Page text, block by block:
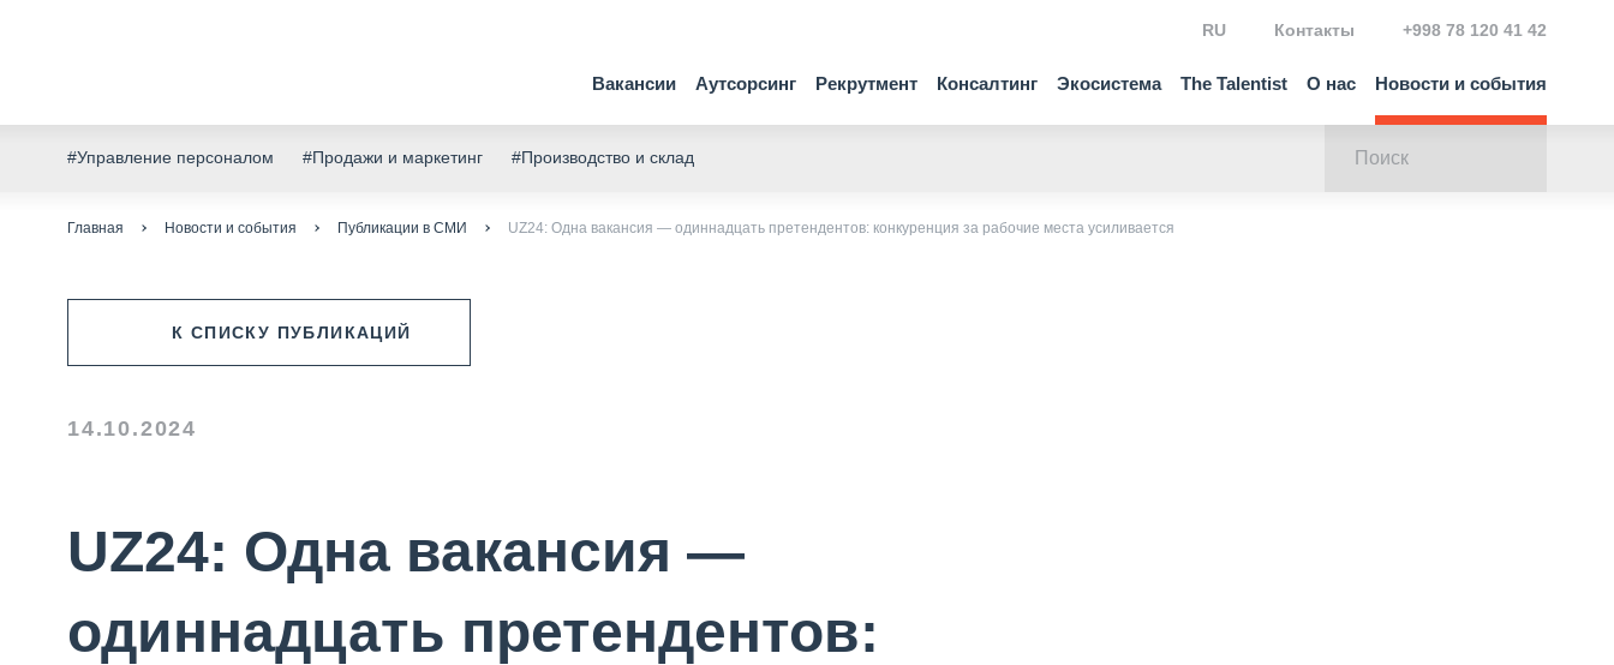
Вакансии Аутсорсинг Рекрутмент Консалтинг Экосистема The Talentist О нас Новости и события
RU Контакты +998 78 120 41 42
#Управление персоналом #Продажи и маркетинг #Производство и склад
Главная Новости и события Публикации в СМИ UZ24: Одна вакансия — одиннадцать претендентов: конкуренция за рабочие места усиливается
К СПИСКУ ПУБЛИКАЦИЙ
14.10.2024
UZ24: Одна вакансия —
одиннадцать претендентов: